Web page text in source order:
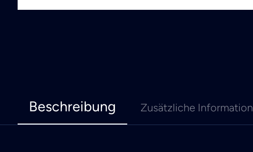
Beschreibung Zusätzliche Information